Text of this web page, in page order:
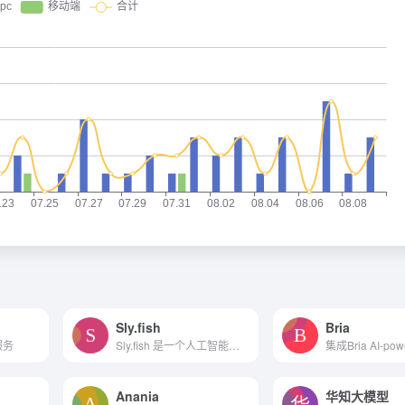
务
Sly.fish
Sly.fish 是一个人工智能驱动的平台，旨在生成内容、图像、音频和代码，提供一系列专门的虚拟助理聊天机器人来服务各个行业。Sly.fish 是一个人工智能驱动的平台，旨在生成内容、...
Bria
Anania 华知大模型